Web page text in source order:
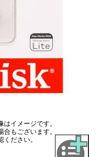
イメージです。
もございます。
ださい。